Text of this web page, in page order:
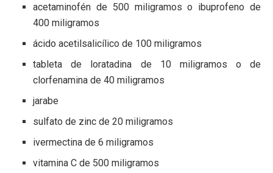
acetaminofén de 500 miligramos o ibuprofeno de
400 miligramos
ácido acetilsalicílico de 100 miligramos
tableta de loratadina de 10 miligramos o de
clorfenamina de 40 miligramos
jarabe
sulfato de zinc de 20 miligramos
ivermectina de 6 miligramos
vitamina C de 500 miligramos